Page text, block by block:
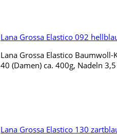
Lana Grossa Elastico 092
Lana Grossa Elastico
40 (Damen) ca. 400g, Nadeln
Lana Grossa Elastico 130